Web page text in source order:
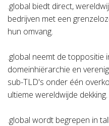
.global biedt direct,
bedrijven met een
hun omvang.
.global neemt de toppositie
domeinhiërarchie en
sub-TLD's onder één
ultieme wereldwijde dekking.
.global wordt begrepen in